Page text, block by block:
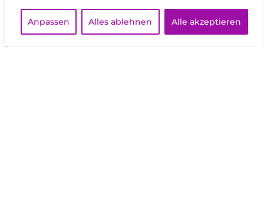
Anpassen Alles ablehnen Alle akzeptieren